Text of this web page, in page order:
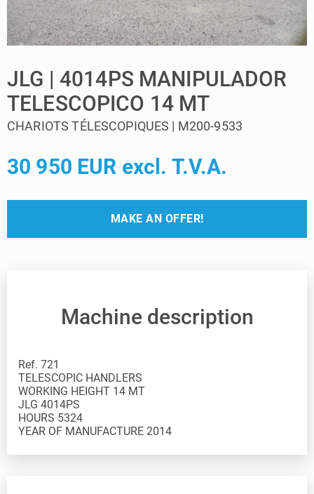
JLG | 4014PS MANIPULADOR
TELESCOPICO 14 MT
CHARIOTS TÉLESCOPIQUES | M200-9533
30 950 EUR excl. T.V.A.
MAKE AN OFFER!
Machine description
Ref. 721
TELESCOPIC HANDLERS
WORKING HEIGHT 14 MT
JLG 4014PS
HOURS 5324